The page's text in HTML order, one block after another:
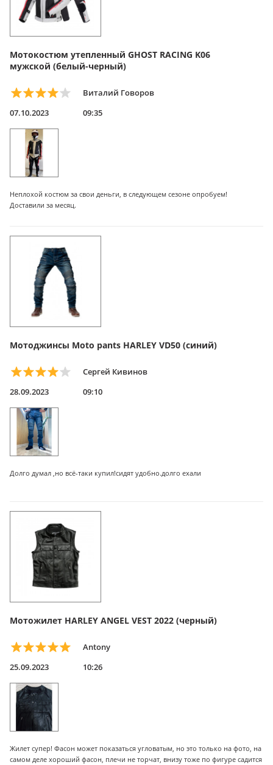
Мотокостюм утепленный GHOST RACING K06
мужской (белый-черный)
Виталий Говоров
07.10.2023
09:35
Неплохой костюм за свои деньги, в следующем сезоне опробуем!
Доставили за месяц.
Мотоджинсы Moto pants HARLEY VD50 (синий)
Сергей Кивинов
28.09.2023
09:10
Долго думал ,но всё-таки купил!сидят удобно.долго ехали
Мотожилет HARLEY ANGEL VEST 2022 (черный)
Antony
25.09.2023
10:26
Жилет супер! Фасон может показаться угловатым, но это только на фото, на
самом деле хороший фасон, плечи не торчат, внизу тоже по фигуре садится